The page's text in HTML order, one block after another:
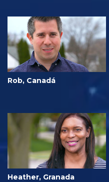
Rob, Canadá
Heather, Granada